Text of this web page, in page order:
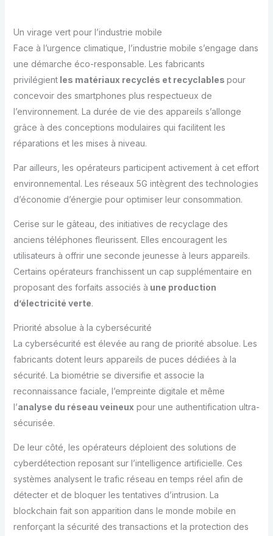
Un virage vert pour l’industrie mobile
Face à l’urgence climatique, l’industrie mobile s’engage dans
une démarche éco-responsable. Les fabricants
privilégientles matériaux recyclés et recyclables pour
concevoir des smartphones plus respectueux de
l’environnement. La durée de vie des appareils s’allonge
grâce à des conceptions modulaires qui facilitent les
réparations et les mises à niveau.
Par ailleurs, les opérateurs participent activement à cet effort
environnemental. Les réseaux 5G intègrent des technologies
d’économie d’énergie pour optimiser leur consommation.
Cerise sur le gâteau, des initiatives de recyclage des
anciens téléphones fleurissent. Elles encouragent les
utilisateurs à offrir une seconde jeunesse à leurs appareils.
Certains opérateurs franchissent un cap supplémentaire en
proposant des forfaits associés à une production
d’électricité verte.
Priorité absolue à la cybersécurité
La cybersécurité est élevée au rang de priorité absolue. Les
fabricants dotent leurs appareils de puces dédiées à la
sécurité. La biométrie se diversifie et associe la
reconnaissance faciale, l’empreinte digitale et même
l’analyse du réseau veineux pour une authentification ultra-
sécurisée.
De leur côté, les opérateurs déploient des solutions de
cyberdétection reposant sur l’intelligence artificielle. Ces
systèmes analysent le trafic réseau en temps réel afin de
détecter et de bloquer les tentatives d’intrusion. La
blockchain fait son apparition dans le monde mobile en
renforçant la sécurité des transactions et la protection des